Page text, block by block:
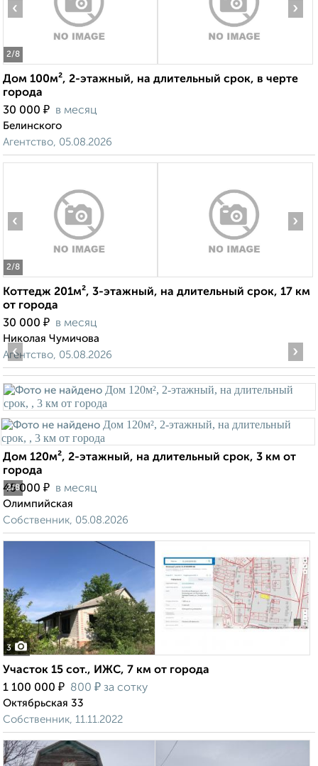
2/8
‹ ›
Дом 100м², 2-этажный, на длительный срок, в черте
города
30 000 ₽ в месяц
Белинского
Агентство, 05.08.2026
2/8
‹ ›
Коттедж 201м², 3-этажный, на длительный срок, 17 км
от города
30 000 ₽ в месяц
Николая Чумичова
Агентство, 05.08.2026
2/8
‹ ›
Дом 120м², 2-этажный, на длительный срок, 3 км от
города
45 000 ₽ в месяц
Олимпийская
Собственник, 05.08.2026
3
Участок 15 сот., ИЖС, 7 км от города
1 100 000 ₽ 800 ₽ за сотку
Октябрьская 33
Собственник, 11.11.2022